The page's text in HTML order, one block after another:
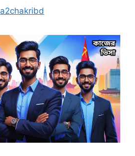
a2chakribd